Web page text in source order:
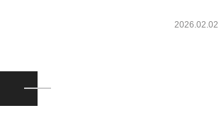
2026.02.02